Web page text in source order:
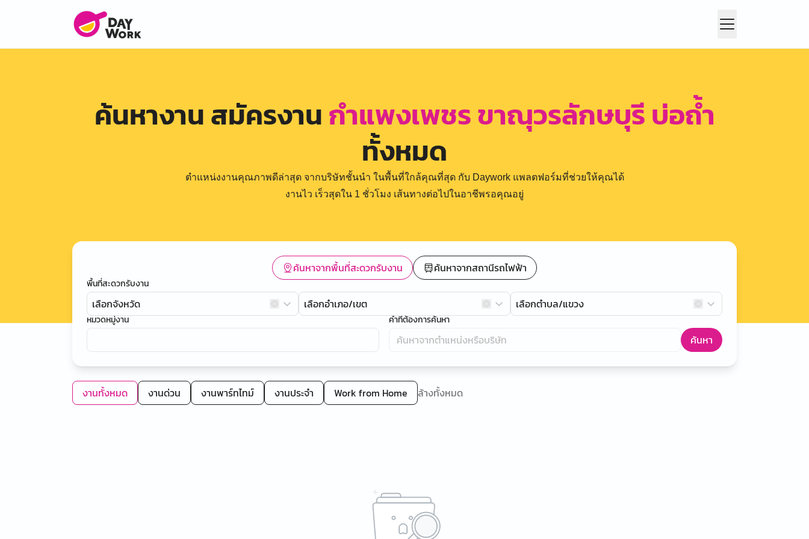
ค้นหางาน สมัครงานกำแพงเพชร ขาณุวรลักษบุรี บ่อถ้ำ
ทั้งหมด
ตำแหน่งงานคุณภาพดีล่าสุด จากบริษัทชั้นนำ ในพื้นที่ใกล้คุณที่สุด กับ Daywork แพลตฟอร์มที่ช่วยให้คุณได้
งานไว เร็วสุดใน 1 ชั่วโมง เส้นทางต่อไปในอาชีพรอคุณอยู่
ค้นหาจากพื้นที่สะดวกรับงาน ค้นหาจากสถานีรถไฟฟ้า
พื้นที่สะดวกรับงาน
เลือกจังหวัด เลือกอำเภอ/เขต เลือกตำบล/แขวง
หมวดหมู่งาน คำที่ต้องการค้นหา
ค้นหา
งานทั้งหมด งานด่วน งานพาร์ทไทม์ งานประจำ Work from Home ล้างทั้งหมด